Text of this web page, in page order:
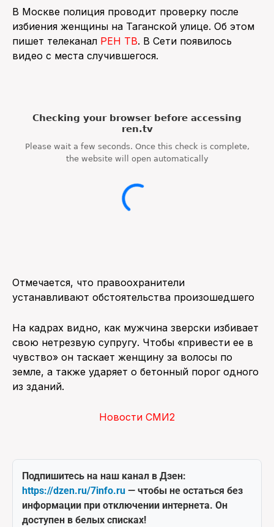
О НАС
ПОИСК ПО САЙТУ
В Москве полиция проводит проверку после
избиения женщины на Таганской улице. Об этом
пишет телеканал РЕН ТВ. В Сети появилось
видео с места случившегося.
Отмечается, что правоохранители
устанавливают обстоятельства произошедшего
На кадрах видно, как мужчина зверски избивает
свою нетрезвую супругу. Чтобы «привести ее в
чувство» он таскает женщину за волосы по
земле, а также ударяет о бетонный порог одного
из зданий.
Новости СМИ2
Подпишитесь на наш канал в Дзен:
https://dzen.ru/7info.ru — чтобы не остаться без
информации при отключении интернета. Он
доступен в белых списках!